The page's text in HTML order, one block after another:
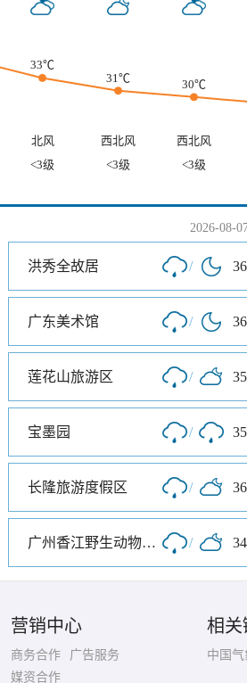
33℃
31℃
30℃
北风 西北风 西北风
<3级 <3级 <3级
2026-08-
洪秀全故居 /
广东美术馆 /
莲花山旅游区 /
宝墨园 /
长隆旅游度假区 /
广州香江野生动物世界 /
营销中心
商务合作
广告服务
媒资合作
相关
中国气